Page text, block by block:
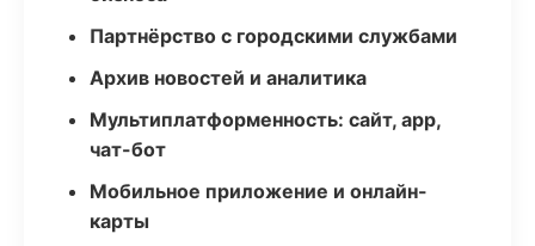
Партнёрство с городскими службами
Архив новостей и аналитика
Мультиплатформенность: сайт, app,
чат-бот
Мобильное приложение и онлайн-
карты